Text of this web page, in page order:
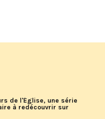
de l'Église, une série
à redécouvrir sur